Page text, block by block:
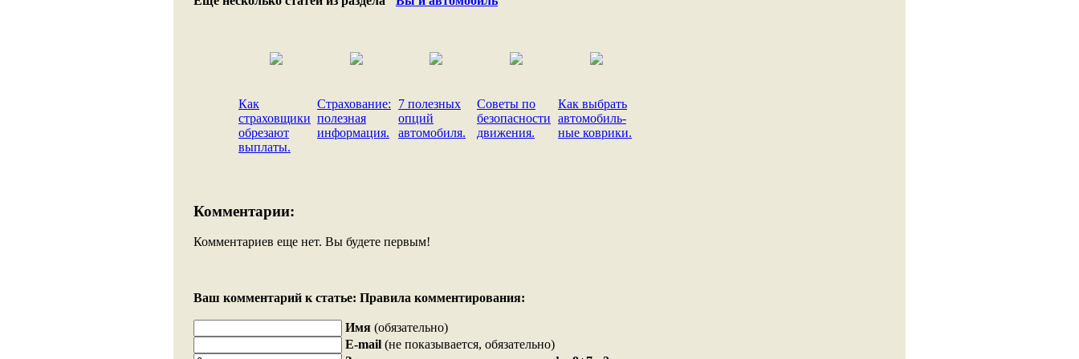
Как
страховщики
обрезают
выплаты.
Страхование:
полезная
информация.
7 полезных
опций
автомобиля.
Советы по
безопасности
движения.
Как выбрать
автомобиль-
ные коврики.
Комментарии:
Комментариев еще нет. Вы будете первым!
Ваш комментарий к статье: Правила комментирования:
Имя (обязательно)
E-mail (не показывается, обязательно)